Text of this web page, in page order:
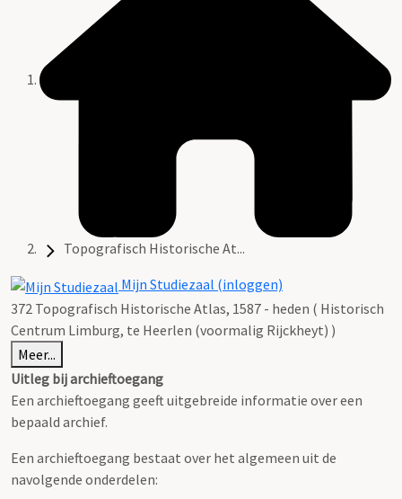
Topografisch Historische At...
Mijn Studiezaal (inloggen)
372 Topografisch Historische Atlas, 1587 - heden ( Historisch
Centrum Limburg, te Heerlen (voormalig Rijckheyt) )
Meer...
Uitleg bij archieftoegang
Een archieftoegang geeft uitgebreide informatie over een
bepaald archief.
Een archieftoegang bestaat over het algemeen uit de
navolgende onderdelen: